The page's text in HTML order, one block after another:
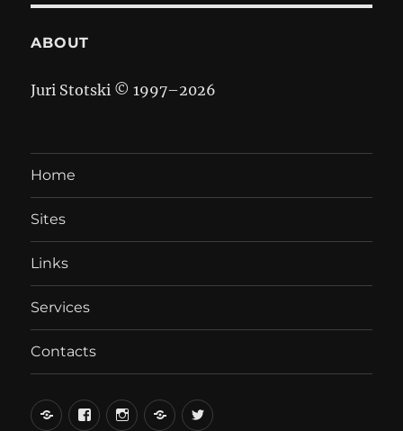
ABOUT
Juri Stotski © 1997–2026
Home
Sites
Links
Services
Contacts
вКонтакте
FacebookInstagramLiveJournal
Twitter